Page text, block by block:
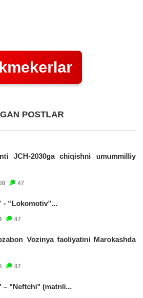
POSTLAR
JCH-2030ga chiqishni umummilliy
47
- “Lokomotiv”...
47
Vozinya faoliyatini Marokashda
47
– "Neftchi" (matnli...